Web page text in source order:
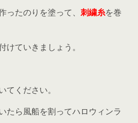
ったのりを塗って、 刺繍糸を巻
けていきましょう。
てください。
たら風船を割ってハロウィンラ